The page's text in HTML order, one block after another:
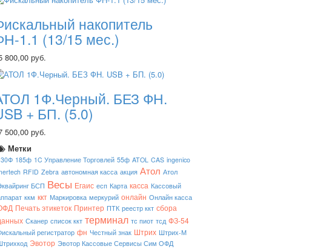
накопитель
1.1 (13/15 мес.)
800,00 руб.
1Ф.Черный. БЕЗ ФН.
+ БП. (5.0)
500,00 руб.
Метки
185ф 1C Управление Торговлей 55ф ATOL CAS ingenico
RFID Zebra автономная касса акция Атол Атол
БСП Весы Егаис есп Карта касса Кассовый
ккм ккт Маркировка меркурий онлайн Онлайн касса
Печать этикеток Принтер ПТК реестр ккт сбора
Сканер список ккт терминал тс пиот тсд ФЗ-54
регистратор фн Честный знак Штрих Штрих-М
Эвотор Эвотор Кассовые Сервисы Сим ОФД